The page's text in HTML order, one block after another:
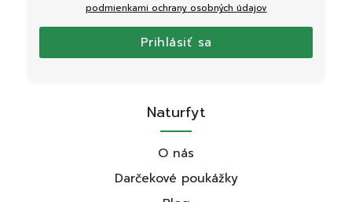
podmienkami ochrany osobných údajov
Prihlásiť sa
Naturfyt
O nás
Darčekové poukážky